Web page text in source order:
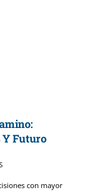
Y Futuro
con mayor